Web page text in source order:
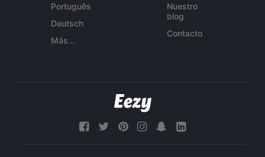
Português
Deutsch
Más...
Nuestro
blog
Contacto